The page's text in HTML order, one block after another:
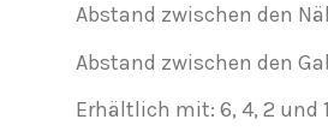
Abstand zwischen den
Abstand zwischen den
Erhältlich mit: 6, 4, 2 und